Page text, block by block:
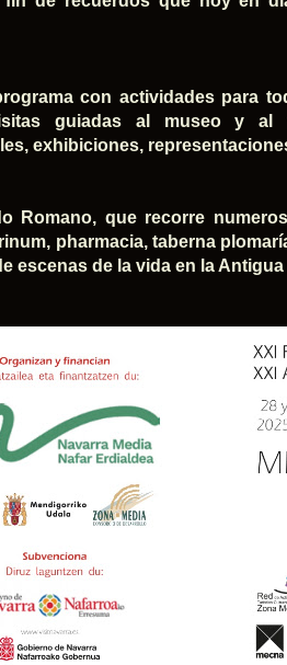
con actividades para
guiadas al museo y al
exhibiciones,
Romano, que recorre
pharmacia, taberna
escenas de la vida en la Antigua